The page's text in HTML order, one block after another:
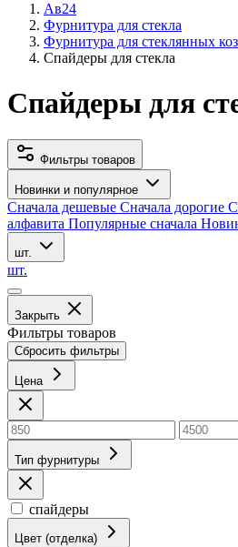
Ав24
Фурнитура для стекла
Фурнитура для стеклянных
Спайдеры для стекла
Спайдеры для
Фильтры товаров
Новинки и популярное
Сначала дешевые Сначала дорогие
алфавита Популярные сначала
шт.
шт.
Закрыть
Фильтры товаров
Сбросить фильтры
Цена
Тип фурнитуры
спайдеры
Цвет (отделка)